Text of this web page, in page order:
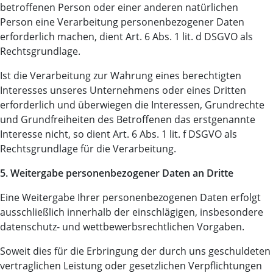
betroffenen Person oder einer anderen natürlichen
Person eine Verarbeitung personenbezogener Daten
erforderlich machen, dient Art. 6 Abs. 1 lit. d DSGVO als
Rechtsgrundlage.
Ist die Verarbeitung zur Wahrung eines berechtigten
Interesses unseres Unternehmens oder eines Dritten
erforderlich und überwiegen die Interessen, Grundrechte
und Grundfreiheiten des Betroffenen das erstgenannte
Interesse nicht, so dient Art. 6 Abs. 1 lit. f DSGVO als
Rechtsgrundlage für die Verarbeitung.
5. Weitergabe personenbezogener Daten an Dritte
Eine Weitergabe Ihrer personenbezogenen Daten erfolgt
ausschließlich innerhalb der einschlägigen, insbesondere
datenschutz- und wettbewerbsrechtlichen Vorgaben.
Soweit dies für die Erbringung der durch uns geschuldeten
vertraglichen Leistung oder gesetzlichen Verpflichtungen